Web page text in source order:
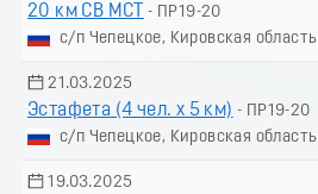
20 км СВ МСТ
- ПР19-20
с/п Чепецкое, Кировская область
21.03.2025
Эстафета (4 чел. х 5 км) - ПР19-20
с/п Чепецкое, Кировская область
19.03.2025